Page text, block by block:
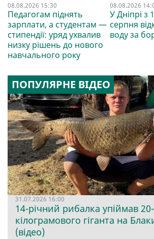
08.08.2026 15:30
Педагогам піднять
зарплати, а студентам —
стипендії: уряд ухвалив
низку рішень до нового
навчального року
08.08.2026
У Дніпрі з
серпня
воду за
ПОПУЛЯРНЕ ВІДЕО
31.07.2026 16:00
14-річний рибалка упіймав 20-
кілограмового гіганта на
(відео)